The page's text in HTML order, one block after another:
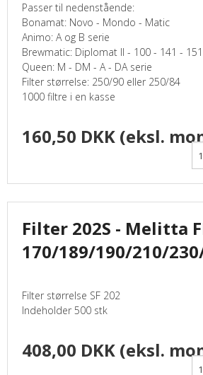
Passer til nedenstående:
Bonamat: Novo - Mondo - Matic
Animo: A og B serie
Brewmatic: Diplomat II - 100 - 141 -
Queen: M - DM - A - DA serie
Filter størrelse: 250/90 eller 250/84
1000 filtre i en kasse
160,50 DKK (eksl.
Filter 202S - Melitta
170/189/190/210/
Filter størrelse SF 202
Indeholder 500 stk
408,00 DKK (eksl.